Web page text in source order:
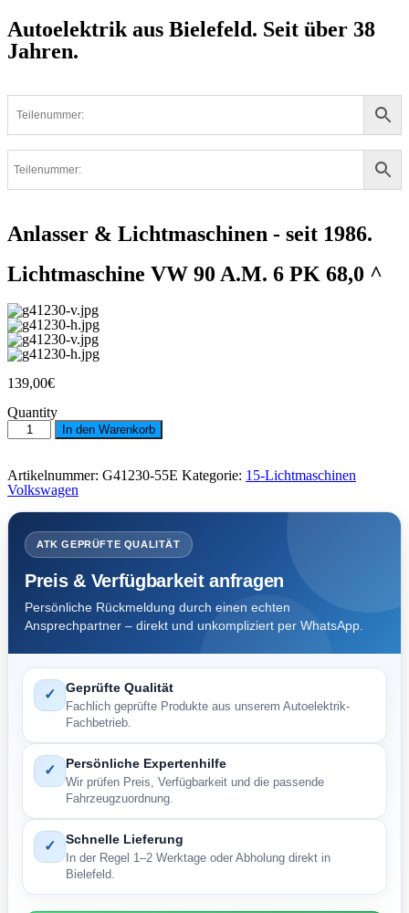
Autoelektrik aus Bielefeld. Seit über 38
Jahren.
Anlasser & Lichtmaschinen - seit 1986.
Lichtmaschine VW 90 A.M. 6 PK 68,0 ^
139,00€
Quantity
Lichtmaschine
VW
A.M.
6
PK
68,0
^
Menge
In den Warenkorb
Artikelnummer: G41230-55E Kategorie: 15-Lichtmaschinen
Volkswagen
ATK GEPRÜFTE QUALITÄT
Preis & Verfügbarkeit anfragen
Persönliche Rückmeldung durch einen echten
Ansprechpartner – direkt und unkompliziert per WhatsApp.
✓ Geprüfte Qualität
Fachlich geprüfte Produkte aus unserem Autoelektrik-
Fachbetrieb.
✓ Persönliche Expertenhilfe
Wir prüfen Preis, Verfügbarkeit und die passende
Fahrzeugzuordnung.
✓ Schnelle Lieferung
In der Regel 1–2 Werktage oder Abholung direkt in
Bielefeld.